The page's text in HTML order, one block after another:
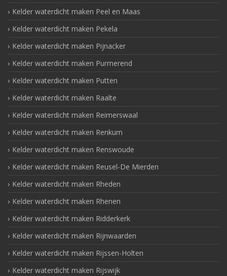
Kelder waterdicht maken Peel en Maas
Kelder waterdicht maken Pekela
Kelder waterdicht maken Pijnacker
Kelder waterdicht maken Purmerend
Kelder waterdicht maken Putten
Kelder waterdicht maken Raalte
Kelder waterdicht maken Reimerswaal
Kelder waterdicht maken Renkum
Kelder waterdicht maken Renswoude
Kelder waterdicht maken Reusel-De Mierden
Kelder waterdicht maken Rheden
Kelder waterdicht maken Rhenen
Kelder waterdicht maken Ridderkerk
Kelder waterdicht maken Rijnwaarden
Kelder waterdicht maken Rijssen-Holten
Kelder waterdicht maken Rijswijk